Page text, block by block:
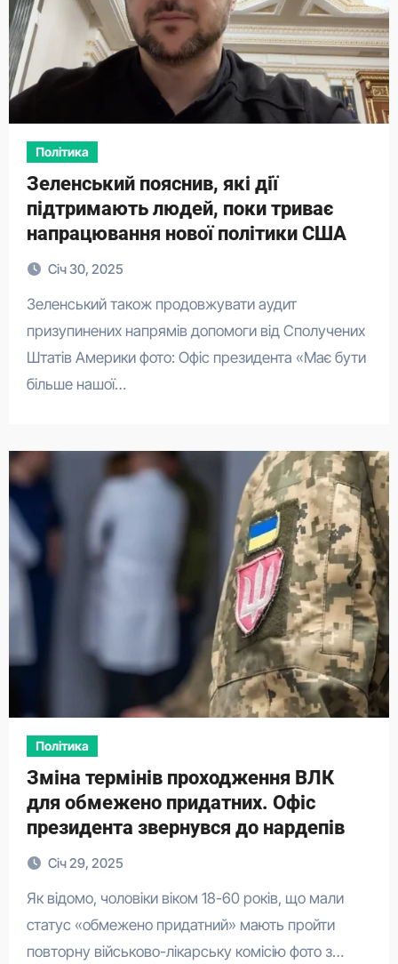
Політика
Зеленський пояснив, які дії
підтримають людей, поки триває
напрацювання нової політики США
Січ 30, 2025
Зеленський також продовжувати аудит
призупинених напрямів допомоги від Сполучених
Штатів Америки фото: Офіс президента «Має бути
більше нашої…
Політика
Зміна термінів проходження ВЛК
для обмежено придатних. Офіс
президента звернувся до нардепів
Січ 29, 2025
Як відомо, чоловіки віком 18-60 років, що мали
статус «обмежено придатний» мають пройти
повторну військово-лікарську комісію фото з…